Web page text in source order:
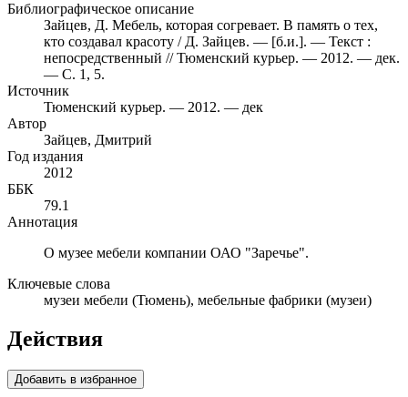
Библиографическое описание
Зайцев, Д. Мебель, которая согревает. В память о тех,
кто создавал красоту / Д. Зайцев. — [б.и.]. — Текст :
непосредственный // Тюменский курьер. — 2012. — дек.
— С. 1, 5.
Источник
Тюменский курьер. — 2012. — дек
Автор
Зайцев, Дмитрий
Год издания
2012
ББК
79.1
Аннотация
О музее мебели компании ОАО "Заречье".
Ключевые слова
музеи мебели (Тюмень), мебельные фабрики (музеи)
Действия
Добавить в избранное